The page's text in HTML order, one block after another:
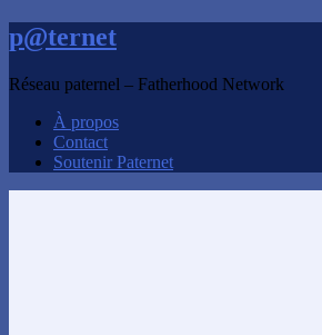
p@ternet
Réseau paternel – Fatherhood Network
À propos
Contact
Soutenir Paternet